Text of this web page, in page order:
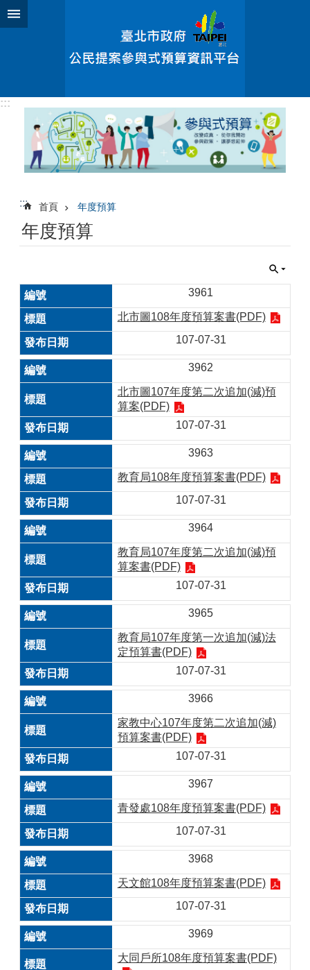
跳到主要內容區塊
:::
::: 首頁 年度預算
年度預算
3961
北市圖108年度預算案書(PDF)
107-07-31
3962
北市圖107年度第二次追加(減)預
算案(PDF)
107-07-31
3963
教育局108年度預算案書(PDF)
107-07-31
3964
教育局107年度第二次追加(減)預
算案書(PDF)
107-07-31
3965
教育局107年度第一次追加(減)法
定預算書(PDF)
107-07-31
3966
家教中心107年度第二次追加(減)
預算案書(PDF)
107-07-31
3967
青發處108年度預算案書(PDF)
107-07-31
3968
天文館108年度預算案書(PDF)
107-07-31
3969
大同戶所108年度預算案書(PDF)